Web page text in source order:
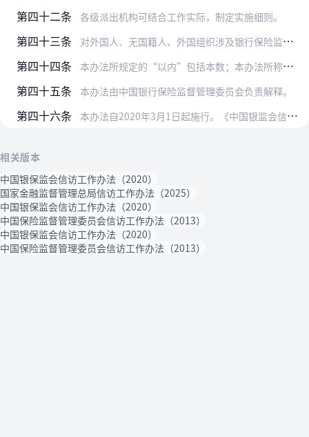
第四十二条 各级派出机构可结合工作实际，制定实施细则。
第四十三条 对外国人、无国籍人、外国组织涉及银行保险监督管理机构信访事项的处理，参照本办法执行。
第四十四条 本办法所规定的“以内”包括本数；本办法所称“日”指自然日。
第四十五条 本办法由中国银行保险监督管理委员会负责解释。
第四十六条 本办法自2020年3月1日起施行。《中国银监会信访工作办法》和《中国保险监督管理委员会信访工作办法》同时废止。原中国银监会、原中国保监会发布规定与本办法不一致的…
相关版本
中国银保监会信访工作办法（2020）
国家金融监督管理总局信访工作办法（2025）
中国银保监会信访工作办法（2020）
中国保险监督管理委员会信访工作办法（2013）
中国银保监会信访工作办法（2020）
中国保险监督管理委员会信访工作办法（2013）